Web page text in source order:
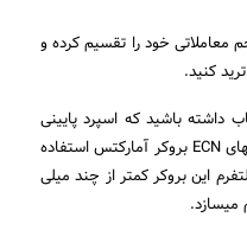
معاملاتی خود را تقسیم کرده و
داشته باشید که اسپرد پایینی
دارند. از این رو سایت گوگل فارکس پشنهاد میکند برای اجرای استراتژی گوپی باک از حسابهای ECN بروکر آمارکتس استفاده
این بروکر کمتر از چند میلی
میسازد.